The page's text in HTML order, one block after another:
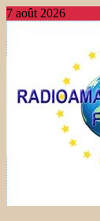
7 août 2026